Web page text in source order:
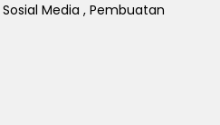
Media , Pembuatan